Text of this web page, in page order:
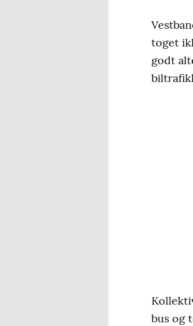
toget
godt
bus og